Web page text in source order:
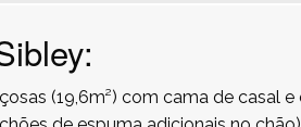
(19,6m²) com cama de casal